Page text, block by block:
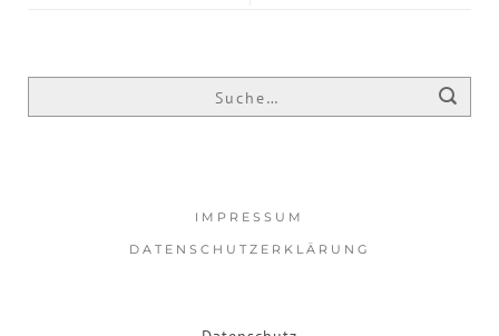
IMPRESSUM
DATENSCHUTZERKLÄRUNG